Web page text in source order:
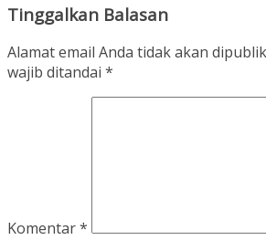
Tinggalkan Balasan
Alamat email Anda tidak akan
wajib ditandai *
Komentar*